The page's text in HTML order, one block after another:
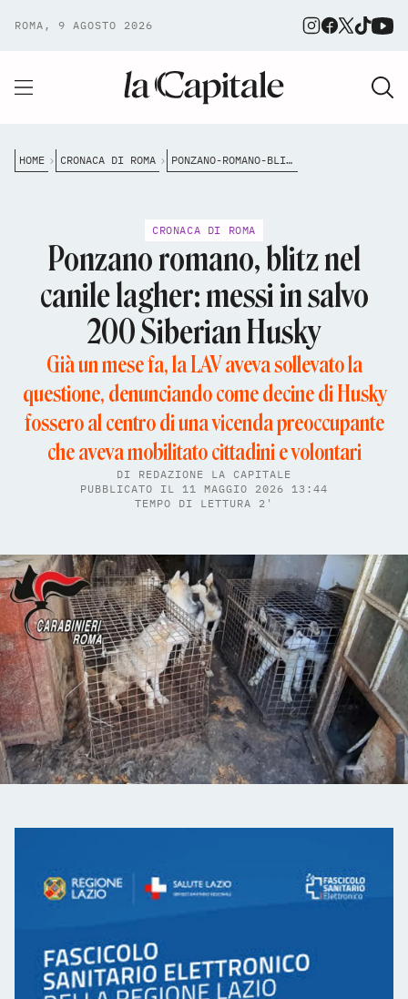
ROMA, 9 AGOSTO 2026
HOME CRONACA DI ROMA PONZANO-ROMANO-BLITZ-NEL-CANILE-LAGHER-METTE-IN-SALVO-200-SIBERIAN-HUSKY
CRONACA DI ROMA
Ponzano romano, blitz nel
canile lagher: messi in salvo
200 Siberian Husky
Già un mese fa, la LAV aveva sollevato la
questione, denunciando come decine di Husky
fossero al centro di una vicenda preoccupante
che aveva mobilitato cittadini e volontari
DI REDAZIONE LA CAPITALE
PUBBLICATO IL 11 MAGGIO 2026 13:44
TEMPO DI LETTURA 2'